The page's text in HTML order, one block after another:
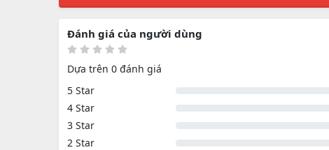
Đánh giá của người dùng
Dựa trên 0 đánh giá
5 Star
4 Star
3 Star
2 Star